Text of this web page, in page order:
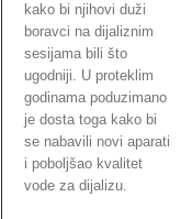
kako bi njihovi duži
boravci na dijaliznim
sesijama bili što
ugodniji. U proteklim
godinama poduzimano
je dosta toga kako bi
se nabavili novi aparati
i poboljšao kvalitet
vode za dijalizu.